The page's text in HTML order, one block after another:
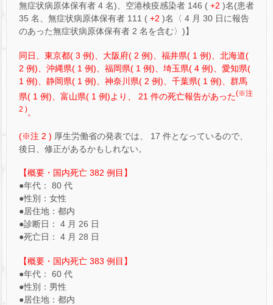
無症状病原体保有者 4 名)、空港検疫感染者 146 ( +2 )名(患者
35 名、無症状病原体保有者 111 ( +2 )名〈 4 月 30 日に報告
のあった無症状病原体保有者 2 名を含む〉)】
同日、東京都( 3 例)、大阪府( 2 例)、福井県( 1 例)、北海道(
2 例)、沖縄県( 1 例)、福岡県( 1 例)、埼玉県( 4 例)、愛知県(
1 例)、静岡県( 1 例)、神奈川県( 2 例)、千葉県( 1 例)、群馬
県( 1 例)、富山県( 1 例)より、 21 件の死亡報告があった(※注
2 )。
(※注 2 ) 厚生労働省の発表では、 17 件となっているので、
後日、修正があるかもしれない。
【概要・国内死亡 382 例目】
●年代： 80 代
●性別：女性
●居住地：都内
●診断日： 4 月 26 日
●死亡日： 4 月 28 日
【概要・国内死亡 383 例目】
●年代： 60 代
●性別：男性
●居住地：都内